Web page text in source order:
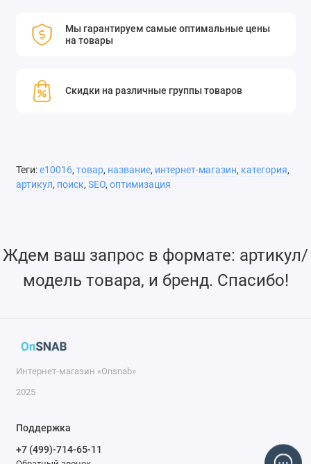
Мы гарантируем самые оптимальные цены
на товары
Скидки на различные группы товаров
Теги:e10016, товар, название, интернет-магазин, категория,
артикул, поиск, SEO, оптимизация
Ждем ваш запрос в формате: артикул/
модель товара, и бренд. Спасибо!
Интернет-магазин «Onsnab»
2025
Поддержка
+7 (499)-714-65-11